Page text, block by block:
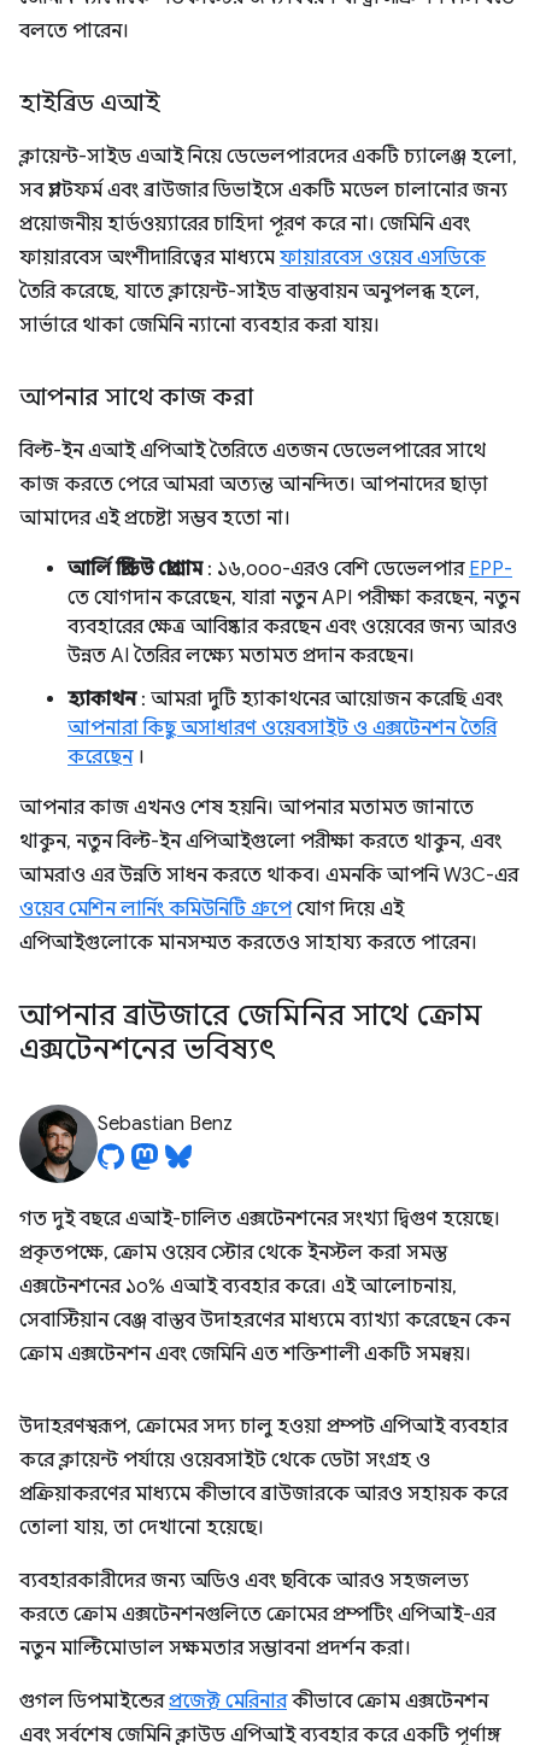
বলতে পারেন।
হাইব্রিড এআই
ক্লায়েন্ট-সাইড এআই নিয়ে ডেভেলপারদের একটি চ্যালেঞ্জ হলো,
সব প্ল্যাটফর্ম এবং ব্রাউজার ডিভাইসে একটি মডেল চালানোর জন্য
প্রয়োজনীয় হার্ডওয়্যারের চাহিদা পূরণ করে না। জেমিনি এবং
ফায়ারবেস অংশীদারিত্বের মাধ্যমে ফায়ারবেস ওয়েব এসডিকে
তৈরি করেছে, যাতে ক্লায়েন্ট-সাইড বাস্তবায়ন অনুপলব্ধ হলে,
সার্ভারে থাকা জেমিনি ন্যানো ব্যবহার করা যায়।
আপনার সাথে কাজ করা
বিল্ট-ইন এআই এপিআই তৈরিতে এতজন ডেভেলপারের সাথে
কাজ করতে পেরে আমরা অত্যন্ত আনন্দিত। আপনাদের ছাড়া
আমাদের এই প্রচেষ্টা সম্ভব হতো না।
আর্লি প্রিভিউ প্রোগ্রাম: ১৬,০০০-এরও বেশি ডেভেলপার EPP-
তে যোগদান করেছেন, যারা নতুন API পরীক্ষা করছেন, নতুন
ব্যবহারের ক্ষেত্র আবিষ্কার করছেন এবং ওয়েবের জন্য আরও
উন্নত AI তৈরির লক্ষ্যে মতামত প্রদান করছেন।
হ্যাকাথন: আমরা দুটি হ্যাকাথনের আয়োজন করেছি এবং
আপনারা কিছু অসাধারণ ওয়েবসাইট ও এক্সটেনশন তৈরি
করেছেন।
আপনার কাজ এখনও শেষ হয়নি। আপনার মতামত জানাতে
থাকুন, নতুন বিল্ট-ইন এপিআইগুলো পরীক্ষা করতে থাকুন, এবং
আমরাও এর উন্নতি সাধন করতে থাকব। এমনকি আপনি W3C-এর
ওয়েব মেশিন লার্নিং কমিউনিটি গ্রুপেযোগ দিয়ে এই
এপিআইগুলোকে মানসম্মত করতেও সাহায্য করতে পারেন।
আপনার ব্রাউজারে জেমিনির সাথে ক্রোম
এক্সটেনশনের ভবিষ্যৎ
Sebastian Benz
গত দুই বছরে এআই-চালিত এক্সটেনশনের সংখ্যা দ্বিগুণ হয়েছে।
প্রকৃতপক্ষে, ক্রোম ওয়েব স্টোর থেকে ইনস্টল করা সমস্ত
এক্সটেনশনের ১০% এআই ব্যবহার করে। এই আলোচনায়,
সেবাস্টিয়ান বেঞ্জ বাস্তব উদাহরণের মাধ্যমে ব্যাখ্যা করেছেন কেন
ক্রোম এক্সটেনশন এবং জেমিনি এত শক্তিশালী একটি সমন্বয়।
উদাহরণস্বরূপ, ক্রোমের সদ্য চালু হওয়া প্রম্পট এপিআই ব্যবহার
করে ক্লায়েন্ট পর্যায়ে ওয়েবসাইট থেকে ডেটা সংগ্রহ ও
প্রক্রিয়াকরণের মাধ্যমে কীভাবে ব্রাউজারকে আরও সহায়ক করে
তোলা যায়, তা দেখানো হয়েছে।
ব্যবহারকারীদের জন্য অডিও এবং ছবিকে আরও সহজলভ্য
করতে ক্রোম এক্সটেনশনগুলিতে ক্রোমের প্রম্পটিং এপিআই-এর
নতুন মাল্টিমোডাল সক্ষমতার সম্ভাবনা প্রদর্শন করা।
গুগল ডিপমাইন্ডেরপ্রজেক্ট মেরিনারকীভাবে ক্রোম এক্সটেনশন
এবং সর্বশেষ জেমিনি ক্লাউড এপিআই ব্যবহার করে একটি পূর্ণাঙ্গ